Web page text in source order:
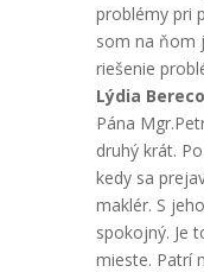
problémy pri
som na ňom
riešenie
Lýdia
Pána
druhý krát.
kedy sa
maklér. S
spokojný. Je
mieste. Patrí